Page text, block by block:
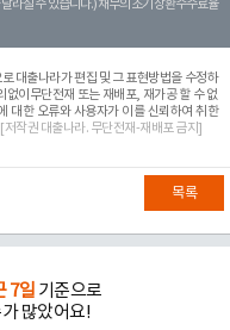
라질 수 있습니다.) 채무의 조기 상환수수료율
대출나라가 편집 및 그 표현방법을 수정하
없이무단전재 또는 재배포, 재가공 할 수 없
대한 오류와 사용자가 이를 신뢰하여 취한
[저작권 대출나라. 무단전재-재배포 금지]
목록
7일 기준으로
많았어요!